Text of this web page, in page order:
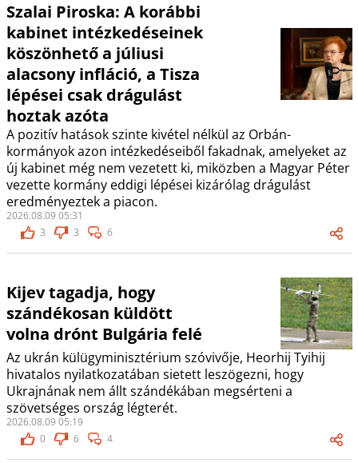
Szalai Piroska: A korábbi
kabinet intézkedéseinek
köszönhető a júliusi
alacsony infláció, a Tisza
lépései csak drágulást
hoztak azóta
A pozitív hatások szinte kivétel nélkül az Orbán-
kormányok azon intézkedéseiből fakadnak, amelyeket az
új kabinet még nem vezetett ki, miközben a Magyar Péter
vezette kormány eddigi lépései kizárólag drágulást
eredményeztek a piacon.
2026.08.09 05:31
3
3 6
Kijev tagadja, hogy
szándékosan küldött
volna drónt Bulgária felé
Az ukrán külügyminisztérium szóvivője, Heorhij Tyihij
hivatalos nyilatkozatában sietett leszögezni, hogy
Ukrajnának nem állt szándékában megsérteni a
szövetséges ország légterét.
2026.08.09 05:19
0
6 4